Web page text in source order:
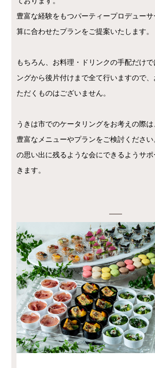
豊富な経験をもつパーティープロデュー
算に合わせたプランをご提案いたします。
もちろん、お料理・ドリンクの手配だけ
ングから後片付けまで全て行いますので
ただくものはございません。
うきは市でのケータリングをお考えの際
豊富なメニューやプランをご検討くださ
の思い出に残るような会にできるようサ
きます。